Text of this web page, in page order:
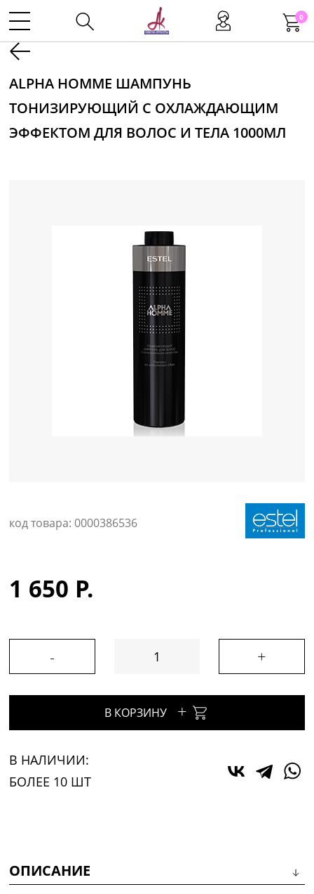
0
Инструменты
Одноразовая продукция
Уход за кожей
ALPHA HOMME ШАМПУНЬ
ТОНИЗИРУЮЩИЙ С ОХЛАЖДАЮЩИМ
ЭФФЕКТОМ ДЛЯ ВОЛОС И ТЕЛА 1000МЛ
код товара: 0000386536
1 650 Р.
- +
В КОРЗИНУ +
В НАЛИЧИИ:
БОЛЕЕ 10 ШТ
ОПИСАНИЕ